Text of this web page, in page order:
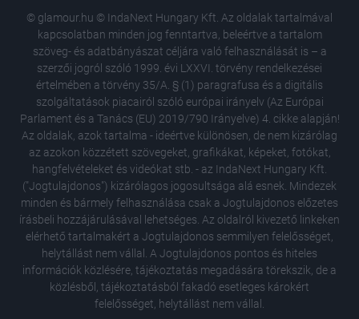
© glamour.hu © IndaNext Hungary Kft. Az oldalak tartalmával
kapcsolatban minden jog fenntartva, beleértve a tartalom
szöveg- és adatbányászat céljára való felhasználását is – a
szerzői jogról szóló 1999. évi LXXVI. törvény rendelkezései
értelmében a törvény 35/A. § (1) paragrafusa és a digitális
szolgáltatások piacairól szóló európai irányelv (Az Európai
Parlament és a Tanács (EU) 2019/790 Irányelve) 4. cikke alapján!
Az oldalak, azok tartalma - ideértve különösen, de nem kizárólag
az azokon közzétett szövegeket, grafikákat, képeket, fotókat,
hangfelvételeket és videókat stb. - az IndaNext Hungary Kft.
("Jogtulajdonos") kizárólagos jogosultsága alá esnek. Mindezek
minden és bármely felhasználása csak a Jogtulajdonos előzetes
írásbeli hozzájárulásával lehetséges. Az oldalról kivezető linkeken
elérhető tartalmakért a Jogtulajdonos semmilyen felelősséget,
helytállást nem vállal. A Jogtulajdonos pontos és hiteles
információk közlésére, tájékoztatás megadására törekszik, de a
közlésből, tájékoztatásból fakadó esetleges károkért
felelősséget, helytállást nem vállal.